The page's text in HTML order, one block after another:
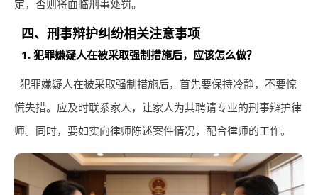
定，否则将面临刑事处罚。
四、刑事辩护纠纷相关注意事项
1. 犯罪嫌疑人在被采取强制措施后，应该怎么做？
犯罪嫌疑人在被采取强制措施后，首先要保持冷静，不要惊
慌失措。应及时联系家人，让家人为其聘请专业的刑事辩护律
师。同时，要如实向律师陈述案件情况，配合律师的工作。